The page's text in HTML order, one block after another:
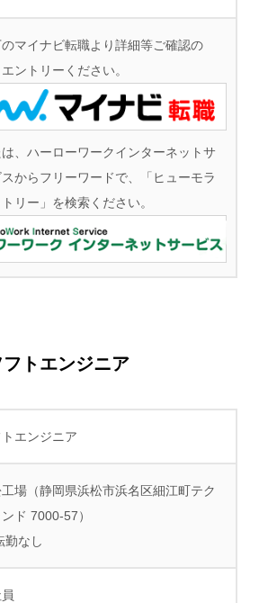
のマイナビ転職より詳細等ご確認の
エントリーください。
は、ハーローワークインターネットサ
からフリーワードで、「ヒューモラ
リー」を検索ください。
フトエンジニア
トエンジニア
場（静岡県浜松市浜名区細江町テク
ンド 7000-57）
なし